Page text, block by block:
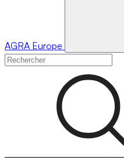
AGRA Europe